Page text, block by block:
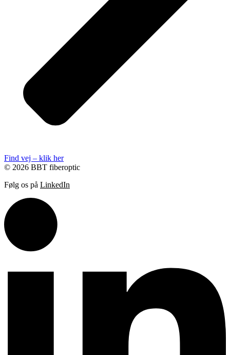
Find vej – klik her
© 2026 BBT fiberoptic
Følg os på LinkedIn